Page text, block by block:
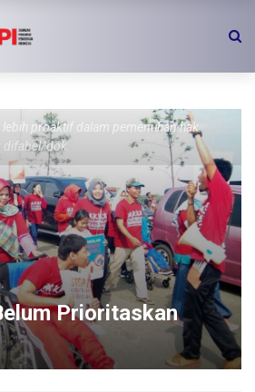
proaktif dalam pemenuhan hak
difabel/dok.
Prioritaskan